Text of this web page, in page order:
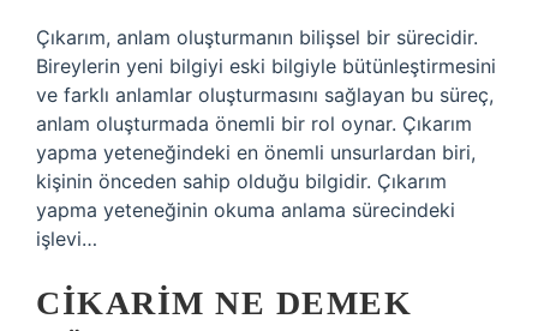
Çıkarım, anlam oluşturmanın bilişsel bir sürecidir.
Bireylerin yeni bilgiyi eski bilgiyle bütünleştirmesini
ve farklı anlamlar oluşturmasını sağlayan bu süreç,
anlam oluşturmada önemli bir rol oynar. Çıkarım
yapma yeteneğindeki en önemli unsurlardan biri,
kişinin önceden sahip olduğu bilgidir. Çıkarım
yapma yeteneğinin okuma anlama sürecindeki
işlevi…
CIKARIM NE DEMEK